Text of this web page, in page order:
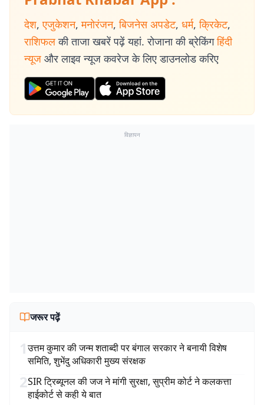
देश, एजुकेशन, मनोरंजन, बिजनेस अपडेट, धर्म, क्रिकेट,
राशिफल की ताजा खबरें पढ़ें यहां. रोजाना की ब्रेकिंग हिंदी
न्यूज और लाइव न्यूज कवरेज के लिए डाउनलोड करिए
विज्ञापन
जरूर पढ़ें
1उत्तम कुमार की जन्म शताब्दी पर बंगाल सरकार ने बनायी विशेष
समिति, शुभेंदु अधिकारी मुख्य संरक्षक
2SIR ट्रिब्यूनल की जज ने मांगी सुरक्षा, सुप्रीम कोर्ट ने कलकत्ता
हाईकोर्ट से कही ये बात